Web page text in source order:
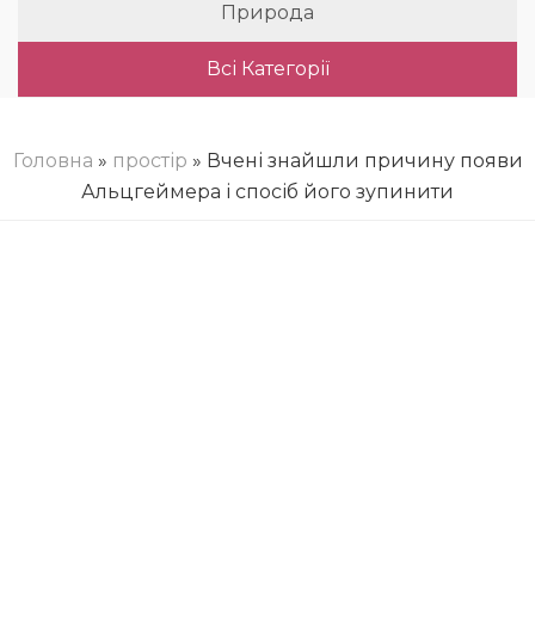
Природа
Всі Категорії
Головна » простір » Вчені знайшли причину появи
Альцгеймера і спосіб його зупинити